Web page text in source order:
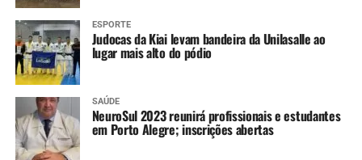
ESPORTE
Judocas da Kiai levam bandeira da Unilasalle ao
lugar mais alto do pódio
SAÚDE
NeuroSul 2023 reunirá profissionais e estudantes
em Porto Alegre; inscrições abertas